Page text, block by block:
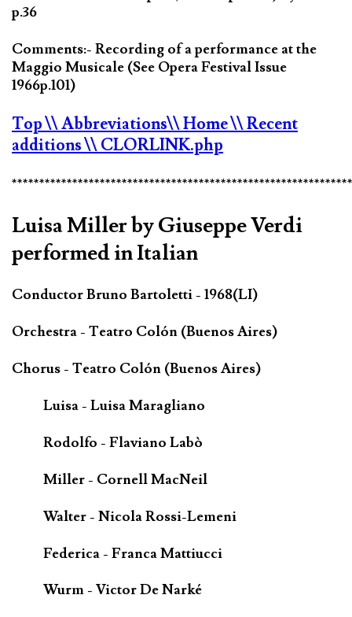
p.36
Comments:- Recording of a performance at the
Maggio Musicale (See Opera Festival Issue
1966p.101)
Top\\ Abbreviations\\ Home\\ Recent
additions\\ CLORLINK.php
Luisa Miller by Giuseppe Verdi
performed in Italian
Conductor Bruno Bartoletti - 1968(LI)
Orchestra - Teatro Colón (Buenos Aires)
Chorus - Teatro Colón (Buenos Aires)
Luisa - Luisa Maragliano
Rodolfo - Flaviano Labò
Miller - Cornell MacNeil
Walter - Nicola Rossi-Lemeni
Federica - Franca Mattiucci
Wurm - Victor De Narké